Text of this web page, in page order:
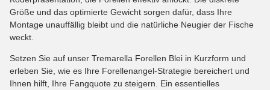
Größe und das optimierte Gewicht sorgen dafür, dass Ihre
Montage unauffällig bleibt und die natürliche Neugier der Fische
weckt.
Setzen Sie auf unser Tremarella Forellen Blei in Kurzform und
erleben Sie, wie es Ihre Forellenangel-Strategie bereichert und
Ihnen hilft, Ihre Fangquote zu steigern. Ein essentielles